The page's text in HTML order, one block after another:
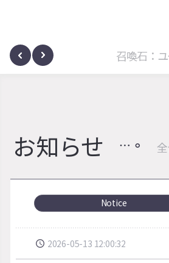
サノヴァ 召喚石：
お知らせ
Notice
2026-05-13 12:00:32